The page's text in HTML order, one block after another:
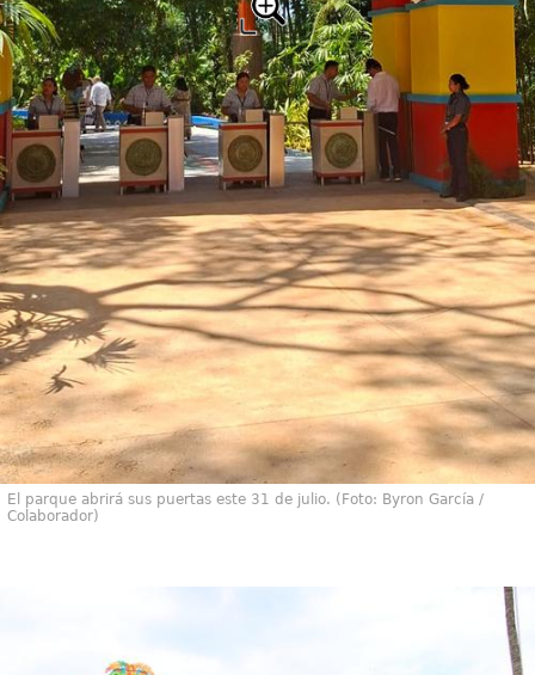
El parque abrirá sus puertas este 31 de julio. (Foto: Byron García /
Colaborador)